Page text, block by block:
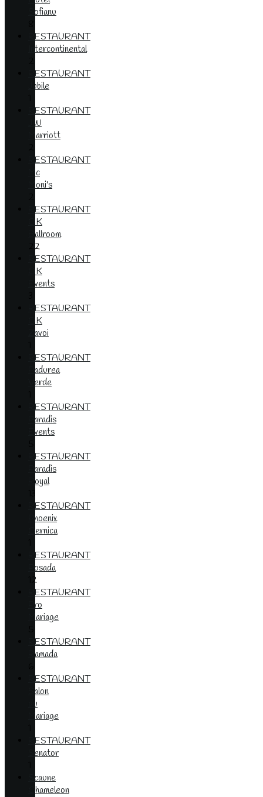
Sofianu
RESTAURANT
Intercontinental
RESTAURANT
Jubile
RESTAURANT
JW
Marriott
RESTAURANT
Mc
Moni's
RESTAURANT
OK
Ballroom
22
RESTAURANT
OK
Events
RESTAURANT
OK
Zavoi
RESTAURANT
Padurea
Verde
RESTAURANT
Paradis
Events
RESTAURANT
Paradis
Royal
RESTAURANT
Phoenix
Cernica
RESTAURANT
Posada
12
RESTAURANT
Pro
Mariage
RESTAURANT
Ramada
RESTAURANT
Salon
du
Mariage
RESTAURANT
Senator
Scaune
Chameleon